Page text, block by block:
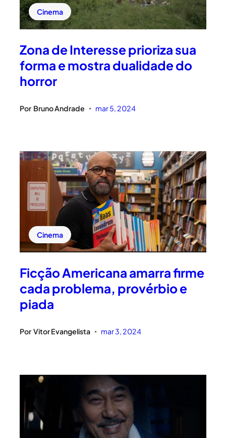
Cinema
Zona de Interesse prioriza sua
forma e mostra dualidade do
horror
Por Bruno Andrade • mar 5, 2024
Cinema
Ficção Americana amarra firme
cada problema, provérbio e
piada
Por Vitor Evangelista • mar 3, 2024